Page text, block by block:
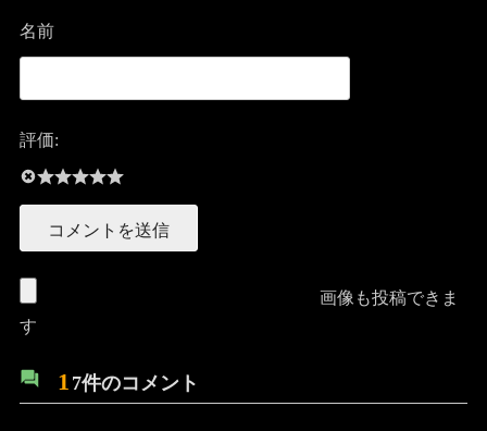
名前
評価:
画像も投稿できま
す
1 7件のコメント